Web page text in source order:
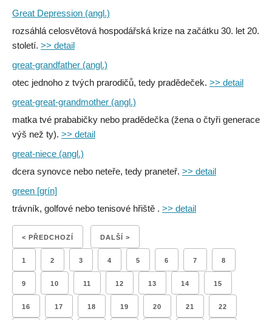
Great Depression (angl.)
rozsáhlá celosvětová hospodářská krize na začátku 30. let 20.
století. >> detail
great-grandfather (angl.)
otec jednoho z tvých prarodičů, tedy pradědeček. >> detail
great-great-grandmother (angl.)
matka tvé prababičky nebo pradědečka (žena o čtyři generace
výš než ty). >> detail
great-niece (angl.)
dcera synovce nebo neteře, tedy praneteř. >> detail
green [grín]
trávník, golfové nebo tenisové hřiště . >> detail
< PŘEDCHOZÍ DALŠÍ >
1 2 3 4 5 6 7 8
9 10 11 12 13 14 15
16 17 18 19 20 21 22